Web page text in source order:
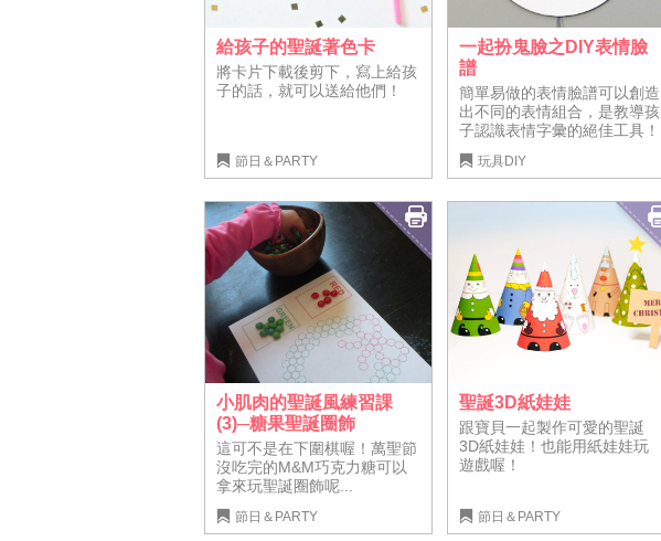
給孩子的聖誕著色卡
將卡片下載後剪下，寫上給孩
子的話，就可以送給他們！
節日＆PARTY
一起扮鬼臉之DIY表情臉
譜
簡單易做的表情臉譜可以創造
出不同的表情組合，是教導孩
子認識表情字彙的絕佳工具！
玩具DIY
小肌肉的聖誕風練習課
(3)─糖果聖誕圈飾
這可不是在下圍棋喔！萬聖節
沒吃完的M&M巧克力糖可以
拿來玩聖誕圈飾呢...
節日＆PARTY
聖誕3D紙娃娃
跟寶貝一起製作可愛的聖誕
3D紙娃娃！也能用紙娃娃玩
遊戲喔！
節日＆PARTY